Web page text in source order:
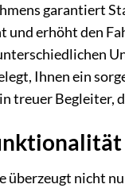
garantiert
erhöht den
Ihnen ein
treuer Begleiter,
überzeugt nicht